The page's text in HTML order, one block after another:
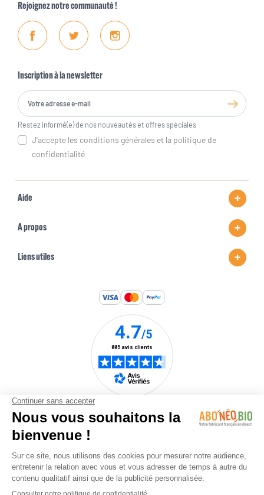
Rejoignez notre communauté !
FacebookTwitter Instagram
Inscription à la newsletter
Restez informé(e) de nos nouveautés et offres spéciales
J'accepte les conditions générales et la politique de
confidentialité
Aide
A propos
Liens utiles
Une marque du
Stratégie